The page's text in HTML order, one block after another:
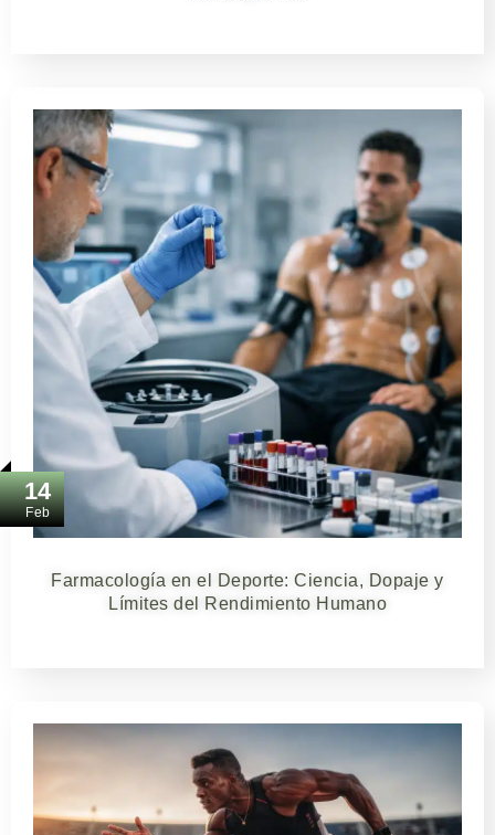
14
Feb
Farmacología en el Deporte: Ciencia, Dopaje y
Límites del Rendimiento Humano